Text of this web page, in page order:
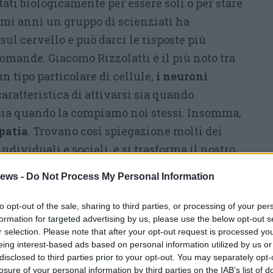
- Do Not Process My Personal Information
opt-out of the sale, sharing to third parties, or processing of your
for targeted advertising by us, please use the below opt-out
selection. Please note that after your opt-out request is processed
interest-based ads based on personal information utilized by us
to third parties prior to your opt-out. You may separately
of your personal information by third parties on the IAB’s list of
biologicamente per essere soli o per stare
anni un gruppo di scienziati ha
cervello e può darci le risposte più
Giacomo Rizzolatti è il più noto tra
tipo particolare di cellule, i neuroni
di attivarsi sia quando
quando la compiamo noi stessi. Insomma,
. Trovano così spiegazione molti dei
e sociali, e si trasforma il nostro
azione e linguaggio. Secondo alcuni,
ha rivoluzionato l’idea che
“come il Dna ha rivoluzionato la
azzererebbe la differenza tra ragione ed
si sfatano molti luoghi comuni e si
filosofici e sociali della scoperta sia le